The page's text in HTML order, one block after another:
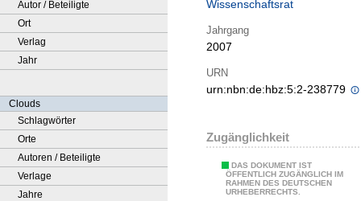
Autor / Beteiligte
Ort
Verlag
Jahr
Clouds
Schlagwörter
Orte
Autoren / Beteiligte
Verlage
Jahre
Wissenschaftsrat
Jahrgang
2007
URN
urn:nbn:de:hbz:5:2-238779
Zugänglichkeit
DAS DOKUMENT IST
ÖFFENTLICH ZUGÄNGLICH IM
RAHMEN DES DEUTSCHEN
URHEBERRECHTS.